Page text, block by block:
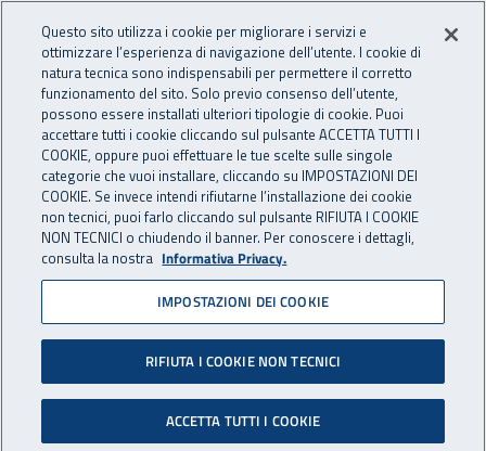
INAIL - Istituto Nazionale
Apri cerca
Navigazione principale
Navigazione - Ti trovi in:
Home Inail comunica Pubblicazioni Catalogo generale
Sicurezza laser - Rischi e
prevenzione
Il testo è finalizzato ad orientare gli attori della
sicurezza, e non solo, verso una maggiore
consapevolezza del rischio da esposizione a
radiazioni ottiche coerenti (LASER).
Questo sito utilizza i cookie per migliorare i servizi e
ottimizzare l’esperienza di navigazione dell’utente. I cookie di
natura tecnica sono indispensabili per permettere il corretto
funzionamento del sito. Solo previo consenso dell’utente,
possono essere installati ulteriori tipologie di cookie. Puoi
accettare tutti i cookie cliccando sul pulsante ACCETTA TUTTI I
COOKIE, oppure puoi effettuare le tue scelte sulle singole
categorie che vuoi installare, cliccando su IMPOSTAZIONI DEI
COOKIE. Se invece intendi rifiutarne l’installazione dei cookie
non tecnici, puoi farlo cliccando sul pulsante RIFIUTA I COOKIE
NON TECNICI o chiudendo il banner. Per conoscere i dettagli,
consulta la nostra Informativa Privacy.
IMPOSTAZIONI DEI COOKIE
RIFIUTA I COOKIE NON TECNICI
ACCETTA TUTTI I COOKIE